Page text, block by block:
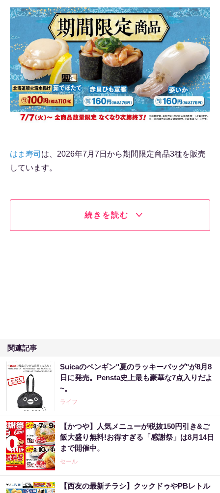
はま寿司 は、2026年7月7日から期間限定商品3種を販売
しています。
続きを読む
関連記事
Suicaのペンギン"夏のラッキーバッグ"が8月8
日に発売。Pensta史上最も豪華な7点入りだよ
~。
ライフ
【かつや】人気メニューが税抜150円引き&ご
飯大盛り無料!お得すぎる「感謝祭」は8月14日
まで開催中。
セール
【西友の最新チラシ】クックドゥやPBレトル